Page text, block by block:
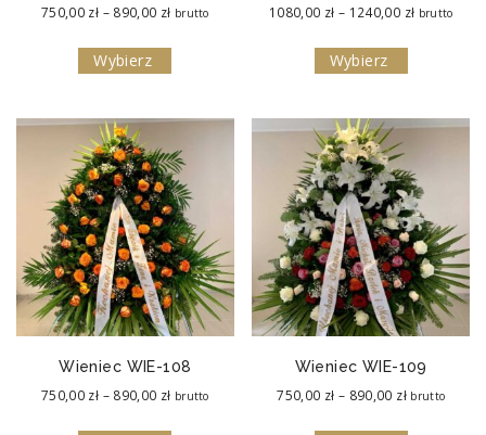
750,00 zł – 890,00 złZakres
do
brutto
Wybierz
1080,00 zł – 1240,00 złZakres
do
brutto
Wybierz
Wieniec WIE-108
750,00 zł – 890,00 złZakres
brutto
Wieniec WIE-109
750,00 zł – 890,00 złZakres
brutto